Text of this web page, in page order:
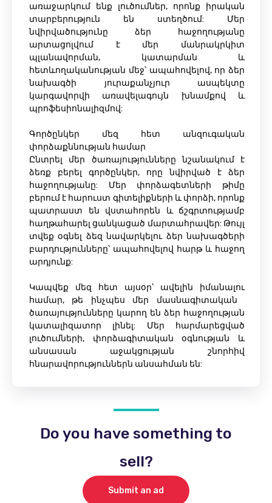
առաջարկում ենք լուծումներ, որոնք իրական
տարբերություն են ստեղծում: Մեր
նվիրվածությունը ձեր հաջողությանը
արտացոլվում է մեր մանրակրկիտ
պլանավորման, կատարման և
հետևողականության մեջ՝ ապահովելով, որ ձեր
նախագծի յուրաքանչյուր ասպեկտը
կարգավորվի առավելագույն խնամքով և
պրոֆեսիոնալիզմով:
Գործընկեր մեզ հետ անզուգական
փորձաքննության համար
Ընտրել մեր ծառայությունները նշանակում է
ձեռք բերել գործընկեր, որը նվիրված է ձեր
հաջողությանը: Մեր փորձագետների թիմը
բերում է հարուստ գիտելիքների և փորձի, որոնք
պատրաստ են վստահորեն և ճշգրտությամբ
հաղթահարել ցանկացած մարտահրավեր: Թույլ
տվեք օգնել ձեզ նավարկելու ձեր նախագծերի
բարդությունները՝ ապահովելով հարթ և հաջող
արդյունք:
Կապվեք մեզ հետ այսօր՝ ավելին իմանալու
համար, թե ինչպես մեր մասնագիտական ​​
ծառայությունները կարող են ձեր հաջողության
կատալիզատոր լինել: Մեր հարմարեցված
լուծումների, փորձագիտական ​​օգնության և
անսասան աջակցության շնորհիվ
հնարավորություններն անսահման են:
Do you have something to
sell?
Submit an ad